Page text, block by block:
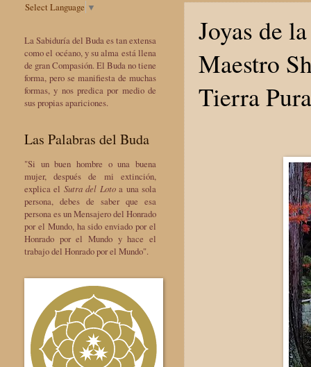
Joyas de
Maestro
Tierra Pura
Select Language ▼
La Sabiduría del Buda es tan extensa
como el océano, y su alma está llena
de gran Compasión. El Buda no tiene
forma, pero se manifiesta de muchas
formas, y nos predica por medio de
sus propias apariciones.
Las Palabras del Buda
"Si un buen hombre o una buena
mujer, después de mi extinción,
explica el Sutra del Lotoa una sola
persona, debes de saber que esa
persona es un Mensajero del Honrado
por el Mundo, ha sido enviado por el
Honrado por el Mundo y hace el
trabajo del Honrado por el Mundo".